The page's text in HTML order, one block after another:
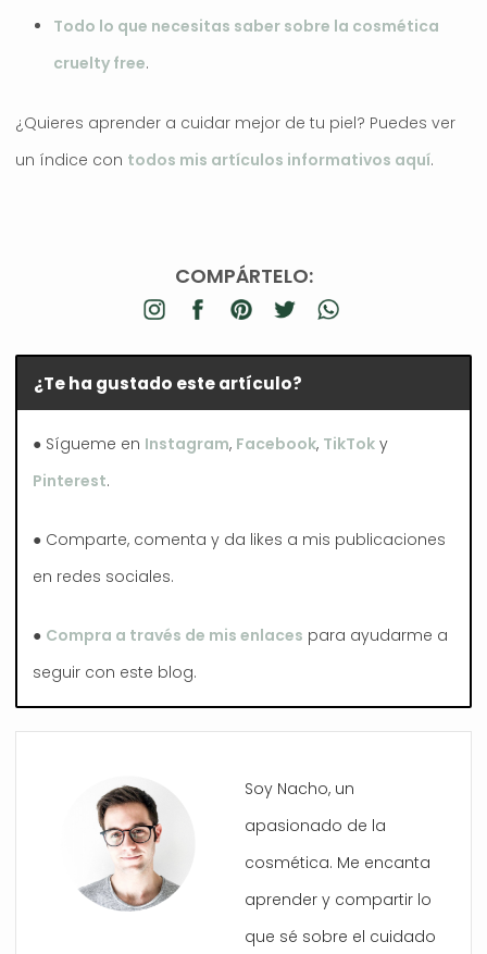
Todo lo que necesitas saber sobre la cosmética
cruelty free.
¿Quieres aprender a cuidar mejor de tu piel? Puedes ver
un índice con todos mis artículos informativos aquí.
COMPÁRTELO:
¿Te ha gustado este artículo?
● Sígueme en Instagram, Facebook, TikTok y
Pinterest.
● Comparte, comenta y da likes a mis publicaciones
en redes sociales.
● Compra a través de mis enlaces para ayudarme a
seguir con este blog.
Soy Nacho, un
apasionado de la
cosmética. Me encanta
aprender y compartir lo
que sé sobre el cuidado